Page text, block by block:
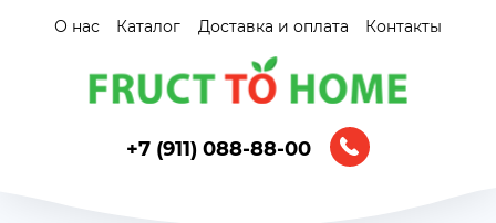
О нас Каталог Доставка и оплата Контакты
+7 (911) 088-88-00